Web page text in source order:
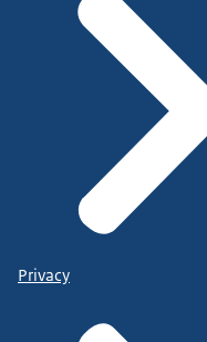
Privacy